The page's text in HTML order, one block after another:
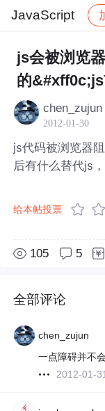
JavaScript
社区
js会被浏览
的
chen_zujun
2012-01-30
js代码被浏览器
后有什么替代js
给本帖投票
105 5
全部评论
chen_zujun
一点障碍并不
2012-01-